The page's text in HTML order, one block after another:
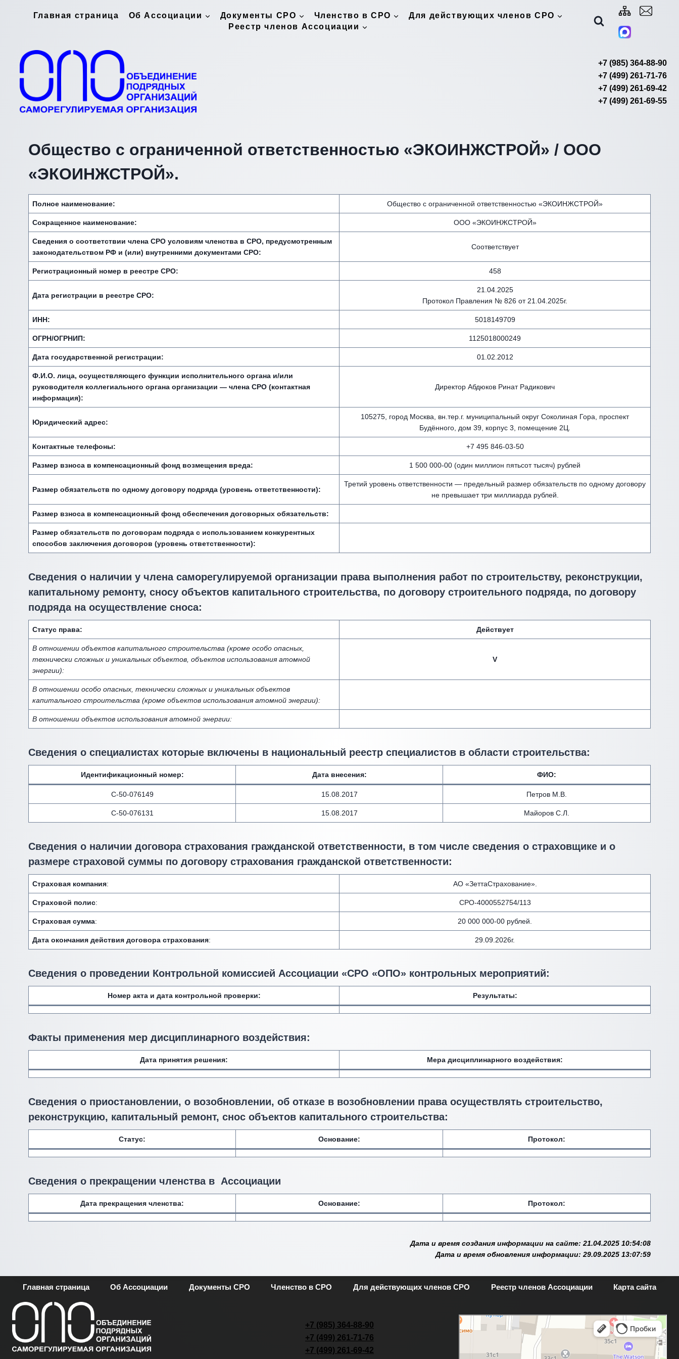
Главная страница Об Ассоциации Документы СРО Членство в СРО
Для действующих членов СРО
Реестр членов Ассоциации
+7 (985) 364-88-90
+7 (499) 261-71-76
+7 (499) 261-69-42
+7 (499) 261-69-55
Общество с ограниченной ответственностью «ЭКОИНЖСТРОЙ» / ООО
«ЭКОИНЖСТРОЙ».
Полное наименование: Общество с ограниченной ответственностью «ЭКОИНЖСТРОЙ»
Сокращенное наименование: ООО «ЭКОИНЖСТРОЙ»
Сведения о соответствии члена СРО условиям членства в СРО, предусмотренным
законодательством РФ и (или) внутренними документами СРО:
Соответствует
Регистрационный номер в реестре СРО: 458
Дата регистрации в реестре СРО:
21.04.2025
Протокол Правления № 826 от 21.04.2025г.
ИНН: 5018149709
ОГРН/ОГРНИП: 1125018000249
Дата государственной регистрации: 01.02.2012
Ф.И.О. лица, осуществляющего функции исполнительного органа и/или
руководителя коллегиального органа организации — члена СРО (контактная
информация):
Директор Абдюков Ринат Радикович
Юридический адрес:
105275, город Москва, вн.тер.г. муниципальный округ Соколиная Гора, проспект
Будённого, дом 39, корпус 3, помещение 2Ц.
Контактные телефоны: +7 495 846-03-50
Размер взноса в компенсационный фонд возмещения вреда: 1 500 000-00 (один миллион пятьсот тысяч) рублей
Размер обязательств по одному договору подряда (уровень ответственности):
Третий уровень ответственности — предельный размер обязательств по одному договору
не превышает три миллиарда рублей.
Размер взноса в компенсационный фонд обеспечения договорных обязательств:
Размер обязательств по договорам подряда с использованием конкурентных
способов заключения договоров (уровень ответственности):
Сведения о наличии у члена саморегулируемой организации права выполнения работ по строительству, реконструкции,
капитальному ремонту, сносу объектов капитального строительства, по договору строительного подряда, по договору
подряда на осуществление сноса:
Статус права: Действует
В отношении объектов капитального строительства (кроме особо опасных,
технически сложных и уникальных объектов, объектов использования атомной
энергии):
V
В отношении особо опасных, технически сложных и уникальных объектов
капитального строительства (кроме объектов использования атомной энергии):
В отношении объектов использования атомной энергии:
Сведения о специалистах которые включены в национальный реестр специалистов в области строительства:
Идентификационный номер: Дата внесения: ФИО:
С-50-076149 15.08.2017 Петров М.В.
С-50-076131 15.08.2017 Майоров С.Л.
Сведения о наличии договора страхования гражданской ответственности, в том числе сведения о страховщике и о
размере страховой суммы по договору страхования гражданской ответственности:
Страховая компания: АО «ЗеттаСтрахование».
Страховой полис: СРО-4000552754/113
Страховая сумма: 20 000 000-00 рублей.
Дата окончания действия договора страхования: 29.09.2026г.
Сведения о проведении Контрольной комиссией Ассоциации «СРО «ОПО» контрольных мероприятий:
Номер акта и дата контрольной проверки: Результаты:
Факты применения мер дисциплинарного воздействия:
Дата принятия решения: Мера дисциплинарного воздействия:
Сведения о приостановлении, о возобновлении, об отказе в возобновлении права осуществлять строительство,
реконструкцию, капитальный ремонт, снос объектов капитального строительства:
Статус: Основание: Протокол:
Сведения о прекращении членства в Ассоциации
Дата прекращения членства: Основание: Протокол:
Дата и время создания информации на сайте: 21.04.2025 10:54:08
Дата и время обновления информации: 29.09.2025 13:07:59
Главная страница Об Ассоциации Документы СРО Членство в СРО Для действующих членов СРО Реестр членов Ассоциации Карта сайта
+7 (985) 364-88-90
+7 (499) 261-71-76
+7 (499) 261-69-42
Москва
Новая Басманная улица, 28с1 — Яндекс.Карты